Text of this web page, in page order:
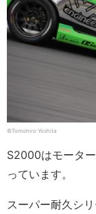
©Tomohiro Yoshita
S2000はモータ
っています。
スーパー耐久シ